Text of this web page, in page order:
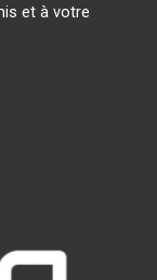
et à votre